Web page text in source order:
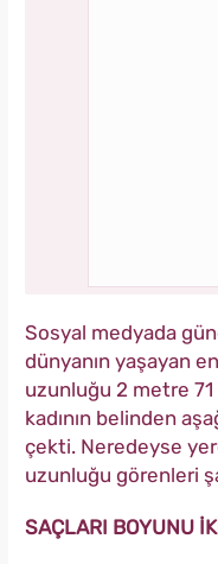
Sosyal medyada
dünyanın yaşayan
uzunluğu 2 metre
kadının belinden
çekti. Neredeyse
uzunluğu görenleri
SAÇLARI BOYUNU